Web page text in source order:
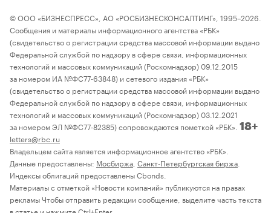
© ООО «БИЗНЕСПРЕСС», АО «РОСБИЗНЕСКОНСАЛТИНГ», 1995–2026.
Сообщения и материалы информационного агентства «РБК»
(свидетельство о регистрации средства массовой информации выдано
Федеральной службой по надзору в сфере связи, информационных
технологий и массовых коммуникаций (Роскомнадзор) 09.12.2015
за номером ИА №ФС77-63848) и сетевого издания «РБК»
(свидетельство о регистрации средства массовой информации выдано
Федеральной службой по надзору в сфере связи, информационных
технологий и массовых коммуникаций (Роскомнадзор) 03.12.2021
за номером ЭЛ №ФС77-82385) сопровождаются пометкой «РБК». 18+
letters@rbc.ru
Владельцем сайта является информационное агентство «РБК».
Данные предоставлены: Мосбиржа Санкт-Петербургская биржа
Индексы облигаций предоставлены Cbonds.
Материалы с отметкой «Новости компаний» публикуются на правах
рекламы Чтобы отправить редакции сообщение, выделите часть текста